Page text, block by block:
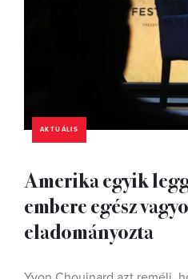
AKTUÁLIS
Amerika egyik
embere egész
eladományozta